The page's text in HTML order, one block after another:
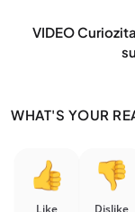
VIDEO
WHAT'S YOUR
Like Dislike